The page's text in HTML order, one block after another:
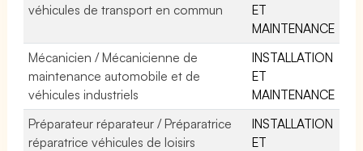
véhicules de transport en commun
ET
MAINTENANCE
Mécanicien / Mécanicienne de
maintenance automobile et de
véhicules industriels
INSTALLATION
ET
MAINTENANCE
Préparateur réparateur / Préparatrice
réparatrice véhicules de loisirs
INSTALLATION
ET